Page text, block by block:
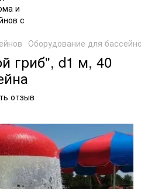
Оборудование для
гриб", d1 м, 40
отзыв